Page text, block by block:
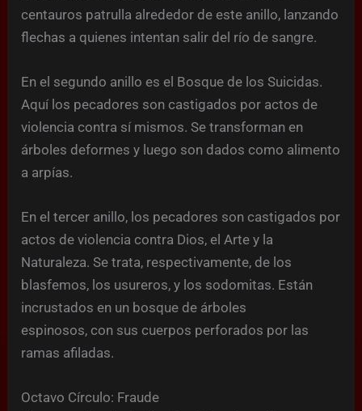
centauros patrulla alrededor de este anillo, lanzando
flechas a quienes intentan salir del río de sangre.
En el segundo anillo es el Bosque de los Suicidas.
Aquí los pecadores son castigados por actos de
violencia contra sí mismos. Se transforman en
árboles deformes y luego son dados como alimento
a arpías.
En el tercer anillo, los pecadores son castigados por
actos de violencia contra Dios, el Arte y la
Naturaleza. Se trata, respectivamente, de los
blasfemos, los usureros, y los sodomitas. Están
incrustados en un bosque de árboles
espinosos, con sus cuerpos perforados por las
ramas afiladas.
Octavo Círculo: Fraude